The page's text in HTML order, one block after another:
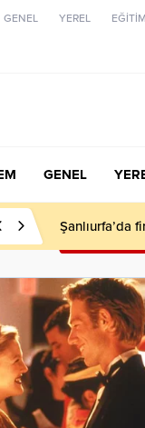
GENEL YEREL EĞİTİM
GENEL
Şanlıurfa’da